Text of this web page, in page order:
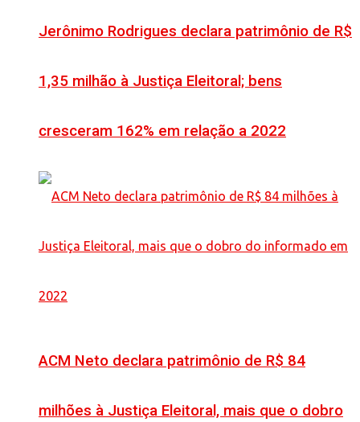
Jerônimo Rodrigues declara patrimônio de R$
1,35 milhão à Justiça Eleitoral; bens
cresceram 162% em relação a 2022
ACM Neto declara patrimônio de R$ 84
milhões à Justiça Eleitoral, mais que o dobro